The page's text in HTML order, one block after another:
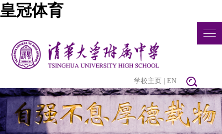
皇冠体育
学校主页 EN